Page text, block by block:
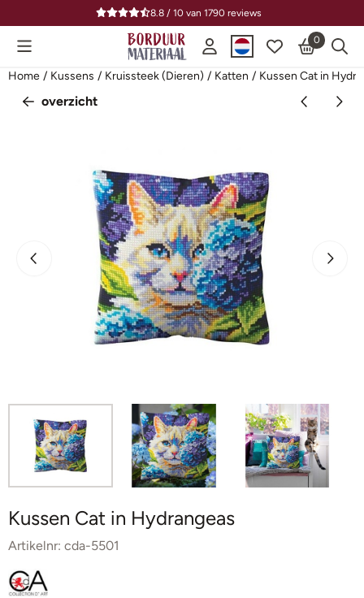
Cookievoorkeuren zijn beschikbaar. Kies instellingen of sta
8.8 / 10 van1790 reviews
0
Home / Kussens / Kruissteek (Dieren) / Katten / Kussen Cat in
overzicht
Kussen Cat in Hydrangeas
Artikelnr: cda-5501